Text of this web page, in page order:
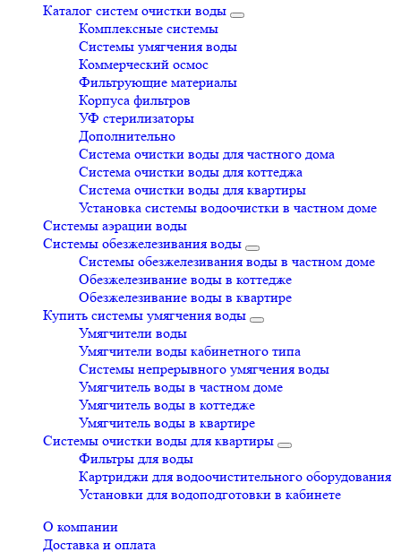
Каталог систем очистки воды
Комплексные системы
Системы умягчения воды
Коммерческий осмос
Фильтрующие материалы
Корпуса фильтров
УФ стерилизаторы
Дополнительно
Система очистки воды для частного дома
Система очистки воды для коттеджа
Система очистки воды для квартиры
Установка системы водоочистки в частном доме
Системы аэрации воды
Системы обезжелезивания воды
Системы обезжелезивания воды в частном доме
Обезжелезивание воды в коттедже
Обезжелезивание воды в квартире
Купить системы умягчения воды
Умягчители воды
Умягчители воды кабинетного типа
Системы непрерывного умягчения воды
Умягчитель воды в частном доме
Умягчитель воды в коттедже
Умягчитель воды в квартире
Системы очистки воды для квартиры
Фильтры для воды
Картриджи для водоочистительного оборудования
Установки для водоподготовки в кабинете
О компании
Доставка и оплата